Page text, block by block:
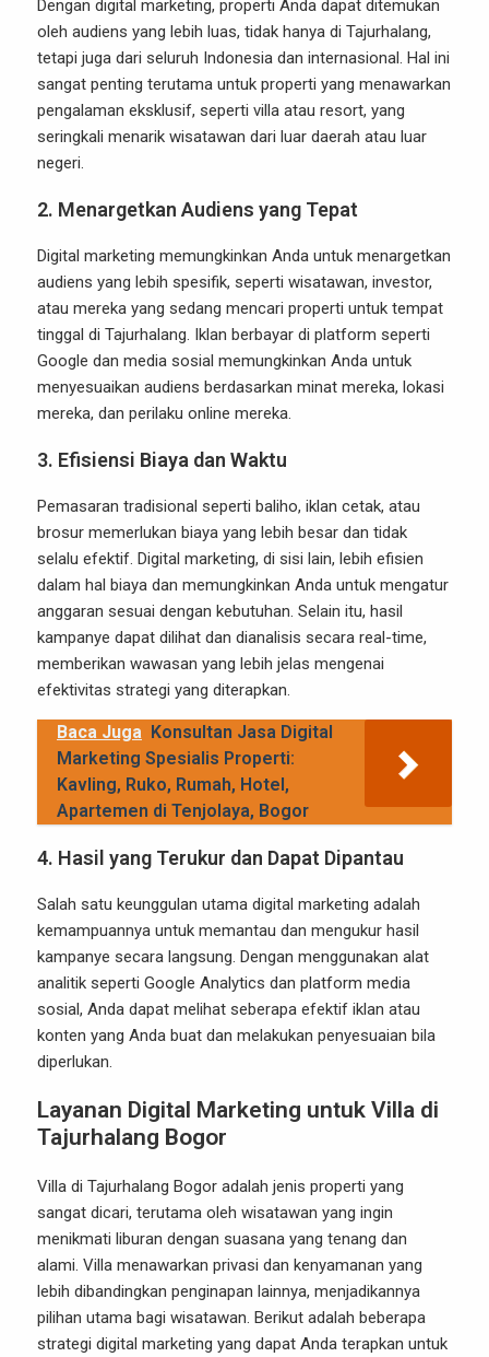
Dengan digital marketing, properti Anda dapat ditemukan
oleh audiens yang lebih luas, tidak hanya di Tajurhalang,
tetapi juga dari seluruh Indonesia dan internasional. Hal ini
sangat penting terutama untuk properti yang menawarkan
pengalaman eksklusif, seperti villa atau resort, yang
seringkali menarik wisatawan dari luar daerah atau luar
negeri.
2. Menargetkan Audiens yang Tepat
Digital marketing memungkinkan Anda untuk menargetkan
audiens yang lebih spesifik, seperti wisatawan, investor,
atau mereka yang sedang mencari properti untuk tempat
tinggal di Tajurhalang. Iklan berbayar di platform seperti
Google dan media sosial memungkinkan Anda untuk
menyesuaikan audiens berdasarkan minat mereka, lokasi
mereka, dan perilaku online mereka.
3. Efisiensi Biaya dan Waktu
Pemasaran tradisional seperti baliho, iklan cetak, atau
brosur memerlukan biaya yang lebih besar dan tidak
selalu efektif. Digital marketing, di sisi lain, lebih efisien
dalam hal biaya dan memungkinkan Anda untuk mengatur
anggaran sesuai dengan kebutuhan. Selain itu, hasil
kampanye dapat dilihat dan dianalisis secara real-time,
memberikan wawasan yang lebih jelas mengenai
efektivitas strategi yang diterapkan.
Baca Juga Konsultan Jasa Digital
Marketing Spesialis Properti:
Kavling, Ruko, Rumah, Hotel,
Apartemen di Tenjolaya, Bogor
4. Hasil yang Terukur dan Dapat Dipantau
Salah satu keunggulan utama digital marketing adalah
kemampuannya untuk memantau dan mengukur hasil
kampanye secara langsung. Dengan menggunakan alat
analitik seperti Google Analytics dan platform media
sosial, Anda dapat melihat seberapa efektif iklan atau
konten yang Anda buat dan melakukan penyesuaian bila
diperlukan.
Layanan Digital Marketing untuk Villa di
Tajurhalang Bogor
Villa di Tajurhalang Bogor adalah jenis properti yang
sangat dicari, terutama oleh wisatawan yang ingin
menikmati liburan dengan suasana yang tenang dan
alami. Villa menawarkan privasi dan kenyamanan yang
lebih dibandingkan penginapan lainnya, menjadikannya
pilihan utama bagi wisatawan. Berikut adalah beberapa
strategi digital marketing yang dapat Anda terapkan untuk